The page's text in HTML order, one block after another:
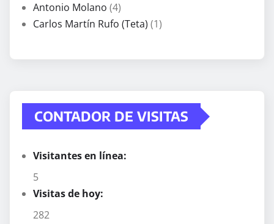
Antonio Molano (4)
Carlos Martín Rufo (Teta) (1)
CONTADOR DE VISITAS
Visitantes en línea:
5
Visitas de hoy:
282